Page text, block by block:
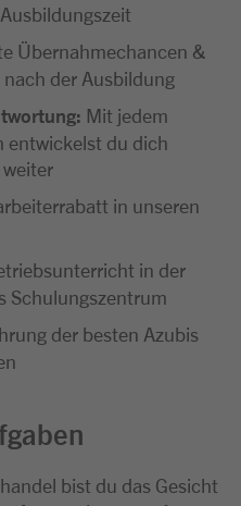
Übernahmechancen &
der Ausbildung
Mit jedem
entwickelst du dich
in unseren
in der
Schulungszentrum
der besten Azubis
bist du das Gesicht